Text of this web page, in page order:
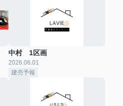
中村 1区画
2026.06.01
建売予報